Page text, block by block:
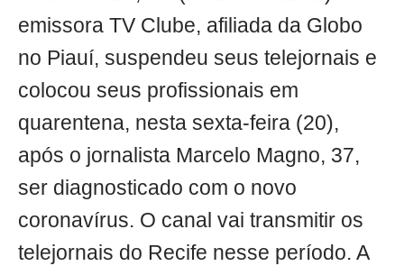
emissora TV Clube, afiliada da Globo
no Piauí, suspendeu seus telejornais e
colocou seus profissionais em
quarentena, nesta sexta-feira (20),
após o jornalista Marcelo Magno, 37,
ser diagnosticado com o novo
coronavírus. O canal vai transmitir os
telejornais do Recife nesse período. A